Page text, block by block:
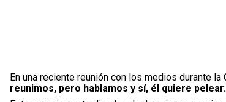
En una reciente reunión con los medios durante
reunimos, pero hablamos y sí, él quiere